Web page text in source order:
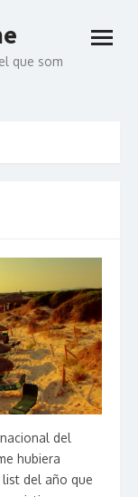
que som
open
del
hubiera
del año que